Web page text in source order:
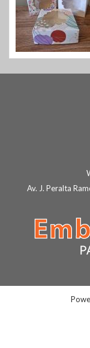
Av. J. Peralta